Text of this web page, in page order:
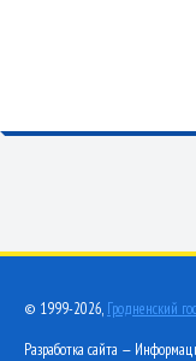
© 1999-2026, Гродненский
Разработка сайта —